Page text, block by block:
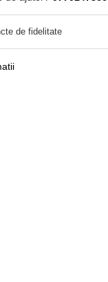
de fidelitate